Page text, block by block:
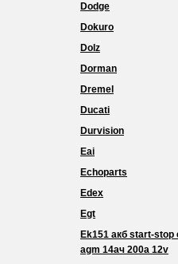
Dodge
Dokuro
Dolz
Dorman
Dremel
Ducati
Durvision
Eai
Echoparts
Edex
Egt
Ek151 акб start-
agm 14ач 200a 12v